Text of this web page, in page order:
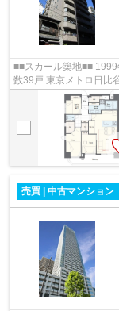
■■スカール築地■■ 1999年9月築 鉄筋鉄骨コンクリート造地上１３階建 総戸
数39戸 東京メトロ日比谷線「築地」駅徒歩5分 東京メトロ有楽町線「新富
町」駅徒歩10分 東京メ
売買 | 中古マンション